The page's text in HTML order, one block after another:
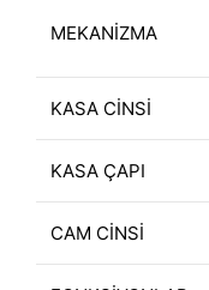
MEKANİZMA
KASA CİNSİ
KASA ÇAPI
CAM CİNSİ